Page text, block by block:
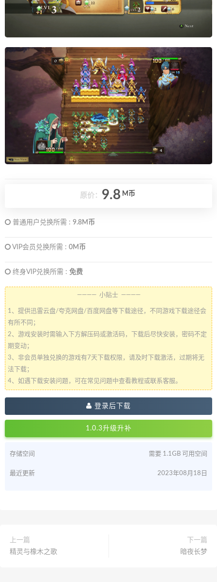
原价： 9.8 M币
普通用户兑换所需 : 9.8M币
VIP会员兑换所需 : 0M币
终身VIP兑换所需 : 免费
———— 小贴士 ————
1、提供迅雷云盘/夸克网盘/百度网盘等下载途径，不同游戏下载途径会
有所不同；
2、游戏安装时需输入下方解压码或激活码，下载后尽快安装，密码不定
期变动；
3、非会员单独兑换的游戏有7天下载权限，请及时下载激活，过期将无
法下载；
4、如遇下载安装问题，可在常见问题中查看教程或联系客服。
登录后下载
1.0.3升级升补
存储空间 需要 1.1GB 可用空间
最近更新 2023年08月18日
上一篇
精灵与橡木之歌
下一篇
暗夜长梦